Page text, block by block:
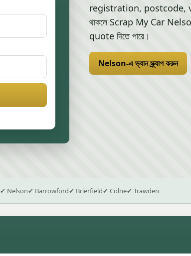
registration, postcode,
থাকলে Scrap My Car
quote দিতে পারে।
Nelson-এ ভ্যান স্ক্র্যাপ করুন
✔ Nelson✔ Barrowford✔ Brierfield✔ Colne✔ Trawden